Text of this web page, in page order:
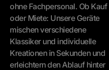
ohne Fachpersonal. Ob Kauf
oder Miete: Unsere Geräte
mischen verschiedene
Klassiker und individuelle
Kreationen in Sekunden und
erleichtern den Ablauf hinter